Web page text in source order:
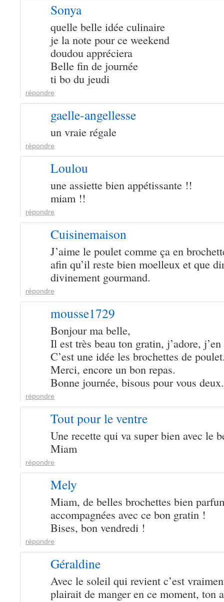
Sonya
quelle belle idée culinaire
je la note pour ce weekend
doudou appréciera
Belle fin de journée
ti bo du jeudi
répondre
gaelle-angellesse
un vraie régale
répondre
Loulou
une assiette bien appétissante !!
miam !!
répondre
Cuisinemaison
J’aime le poulet comme ça en
afin qu’il reste bien moelleux et que
divinement gourmand.
répondre
mousse1729
Bonjour ma belle,
Il est très beau ton gratin, j’adore,
C’est une idée les brochettes de
Merci, encore un bon repas.
Bonne journée, bisous pour vous deux.
répondre
Tout pour le ventre
Une recette qui va super bien avec le
Miam
répondre
Mely
Miam, de belles brochettes bien
accompagnées avec ce bon gratin !
Bises, bon vendredi !
répondre
Géraldine
Avec le soleil qui revient c’est
plairait de manger en ce moment, ton